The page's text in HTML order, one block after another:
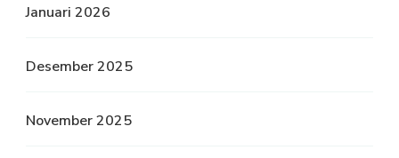
Januari 2026
Desember 2025
November 2025